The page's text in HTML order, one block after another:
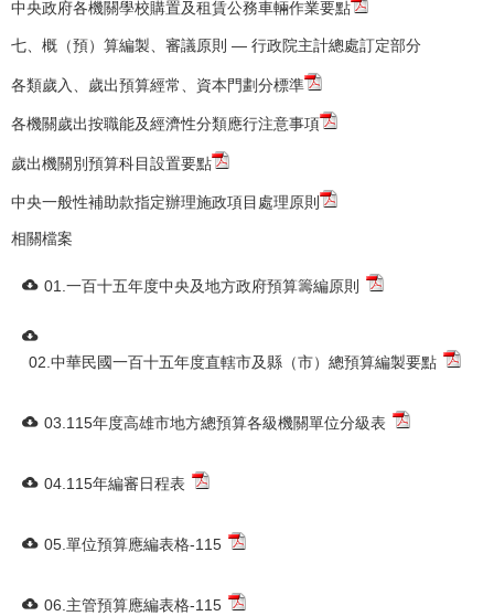
中央政府各機關學校購置及租賃公務車輛作業要點
七、概（預）算編製、審議原則 — 行政院主計總處訂定部分
各類歲入、歲出預算經常、資本門劃分標準
各機關歲出按職能及經濟性分類應行注意事項
歲出機關別預算科目設置要點
中央一般性補助款指定辦理施政項目處理原則
相關檔案
01.一百十五年度中央及地方政府預算籌編原則
02.中華民國一百十五年度直轄市及縣（市）總預算編製要點
03.115年度高雄市地方總預算各級機關單位分級表
04.115年編審日程表
05.單位預算應編表格-115
06.主管預算應編表格-115